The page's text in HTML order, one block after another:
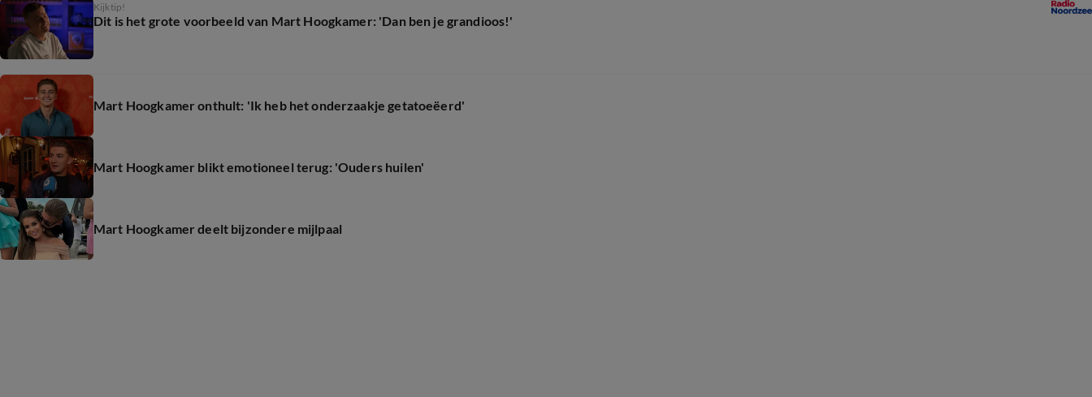
Kijktip!
Dit is het grote voorbeeld van Mart Hoogkamer: 'Dan ben je grandioos!'
Mart Hoogkamer onthult: 'Ik heb het onderzaakje getatoeëerd'
Mart Hoogkamer blikt emotioneel terug: 'Ouders huilen'
Mart Hoogkamer deelt bijzondere mijlpaal